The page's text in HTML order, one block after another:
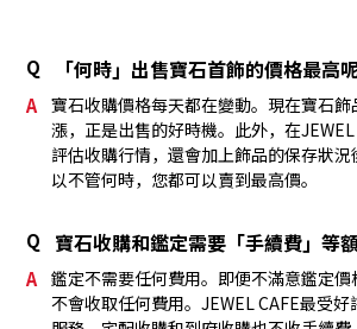
Q 「何時」出售寶石首飾的價格最高
A
寶石收購價格每天都在變動。現在寶石
漲，正是出售的好時機。此外，在
評估收購行情，還會加上飾品的保存狀
以不管何時，您都可以賣到最高價。
Q 寶石收購和鑑定需要「手續費」等
A
鑑定不需要任何費用。即便不滿意鑑定
不會收取任何費用。JEWEL CAFE最受